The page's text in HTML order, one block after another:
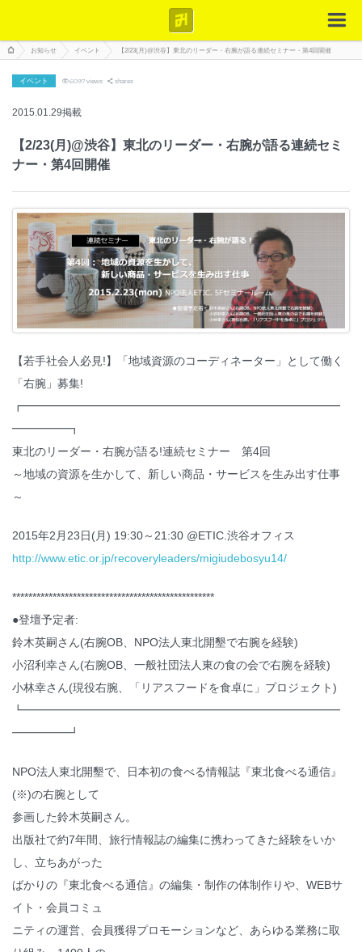
お知らせ イベント 【2/23(月)@渋谷】東北のリーダー・右腕が語る連続セミナー・第4回開催
イベント 6097 views shares
2015.01.29掲載
【2/23(月)@渋谷】東北のリーダー・右腕が語る連続セミ
ナー・第4回開催
【若手社会人必見!】「地域資源のコーディネーター」として働く
「右腕」募集!
┏━━━━━━━━━━━━━━━━━━━━━━━━━━━━
━━━━━┓
東北のリーダー・右腕が語る!連続セミナー 第4回
～地域の資源を生かして、新しい商品・サービスを生み出す仕事
～
2015年2月23日(月) 19:30～21:30 @ETIC.渋谷オフィス
http://www.etic.or.jp/recoveryleaders/migiudebosyu14/
**************************************************
●登壇予定者:
鈴木英嗣さん(右腕OB、NPO法人東北開墾で右腕を経験)
小沼利幸さん(右腕OB、一般社団法人東の食の会で右腕を経験)
小林幸さん(現役右腕、「リアスフードを食卓に」プロジェクト)
┗━━━━━━━━━━━━━━━━━━━━━━━━━━━━
━━━━━┛
NPO法人東北開墾で、日本初の食べる情報誌『東北食べる通信』
(※)の右腕として
参画した鈴木英嗣さん。
出版社で約7年間、旅行情報誌の編集に携わってきた経験をいか
し、立ちあがった
ばかりの『東北食べる通信』の編集・制作の体制作りや、WEBサ
イト・会員コミュ
ニティの運営、会員獲得プロモーションなど、あらゆる業務に取